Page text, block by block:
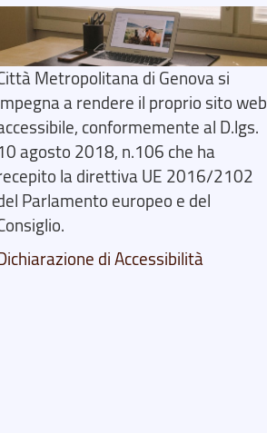
Metropolitana di Genova si
a rendere il proprio sito web
conformemente al D.lgs.
agosto 2018, n.106 che ha
la direttiva UE 2016/2102
Parlamento europeo e del
di Accessibilità